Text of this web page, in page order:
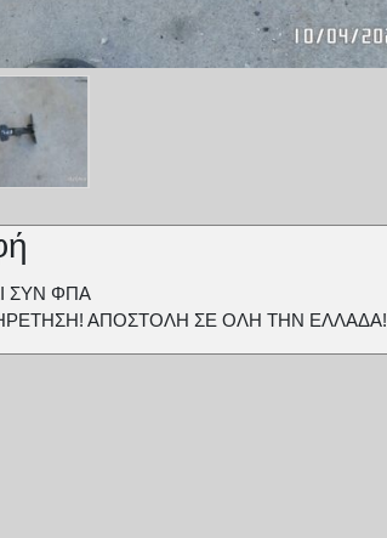
ΣΥΝ ΦΠΑ
ΑΠΟΣΤΟΛΗ ΣΕ ΟΛΗ ΤΗΝ ΕΛΛΑΔΑ!